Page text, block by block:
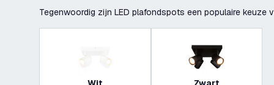
Tegenwoordig zijn LED plafondspots een populaire keuze voor het verlichten van kamers, gangen en andere ruimtes. Er zijn verschillende soorten plafondspots